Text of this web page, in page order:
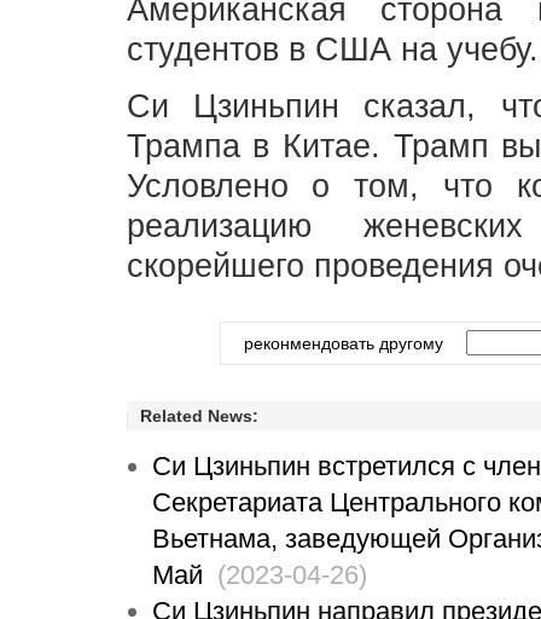
Американская сторона
студентов в США на
Си Цзиньпин сказал,
Трампа в Китае. Трамп
Условлено о том, что
реализацию
скорейшего проведения
реконмендовать другому
Related News:
Си Цзиньпин встретился c
Секретариата Центрального
Вьетнама, заведующей
Май (2023-04-26)
Си Цзиньпин направил